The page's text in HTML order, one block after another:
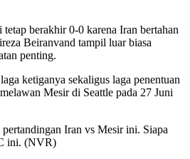
berakhir 0-0 karena Iran bertahan
Beiranvand tampil luar biasa
penting.
ketiganya sekaligus laga penentuan
Mesir di Seattle pada 27 Juni
Iran vs Mesir ini. Siapa
ini. (NVR)